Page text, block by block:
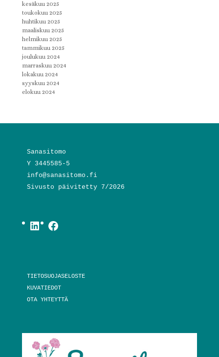
kesäkuu 2025
toukokuu 2025
huhtikuu 2025
maaliskuu 2025
helmikuu 2025
tammikuu 2025
joulukuu 2024
marraskuu 2024
lokakuu 2024
syyskuu 2024
elokuu 2024
Sanasitomo
Y 3445585-5
info@sanasitomo.fi
Sivusto päivitetty 7/2026
LinkedIn
Facebook
TIETOSUOJASELOSTE
KUVATIEDOT
OTA YHTEYTTÄ